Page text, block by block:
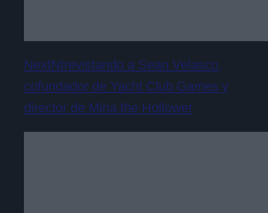
NextNtrevistando a Sean Velasco,
cofundador de Yacht Club Games y
director de Mina the Hollower